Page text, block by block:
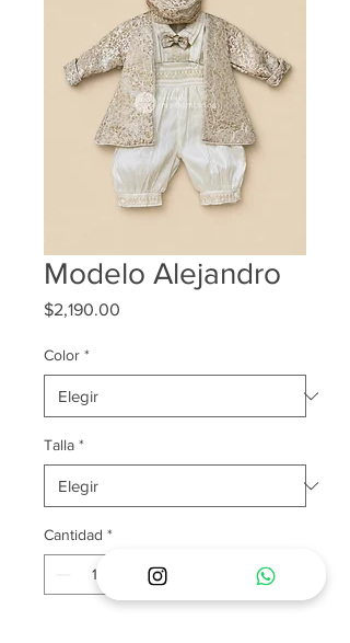
Modelo Alejandro
$2,190.00
Color *
Talla *
Cantidad *